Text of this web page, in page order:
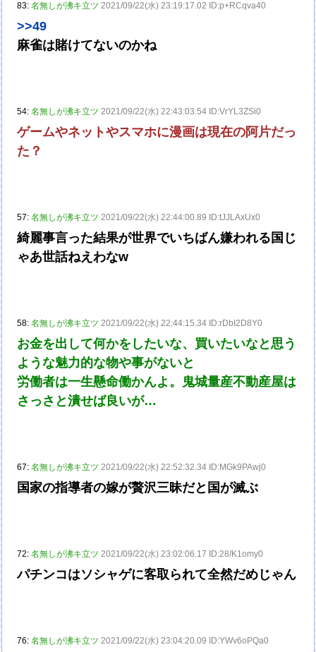
83:名無しが沸キ立ツ 2021/09/22(水) 23:19:17.02 ID:p+RCqva40
>>49
麻雀は賭けてないのかね
54:名無しが沸キ立ツ 2021/09/22(水) 22:43:03.54 ID:VrYL3ZSi0
ゲームやネットやスマホに漫画は現在の阿片だっ
た？
57:名無しが沸キ立ツ 2021/09/22(水) 22:44:00.89 ID:tJJLAxUx0
綺麗事言った結果が世界でいちばん嫌われる国じ
ゃあ世話ねえわなw
58:名無しが沸キ立ツ 2021/09/22(水) 22:44:15.34 ID:rDbI2D8Y0
お金を出して何かをしたいな、買いたいなと思う
ような魅力的な物や事がないと
労働者は一生懸命働かんよ。鬼城量産不動産屋は
さっさと潰せば良いが…
67:名無しが沸キ立ツ 2021/09/22(水) 22:52:32.34 ID:MGk9PAwj0
国家の指導者の嫁が贅沢三昧だと国が滅ぶ
72:名無しが沸キ立ツ 2021/09/22(水) 23:02:06.17 ID:28/K1omy0
パチンコはソシャゲに客取られて全然だめじゃん
76:名無しが沸キ立ツ 2021/09/22(水) 23:04:20.09 ID:YWv6oPQa0